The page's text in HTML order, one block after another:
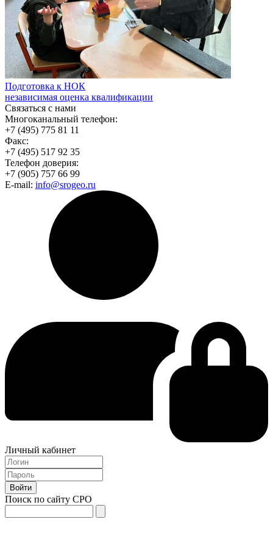
Подготовка к НОК
независимая оценка квалификации
Связаться с нами
Многоканальный телефон:
+7 (495) 775 81 11
Факс:
+7 (495) 517 92 35
Телефон доверия:
+7 (905) 757 66 99
E-mail: info@srogeo.ru
Личный кабинет
Поиск по сайту СРО